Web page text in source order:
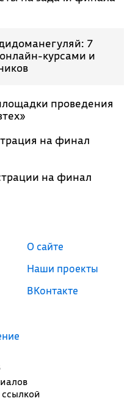
7
курсами и
проведения
на финал
на финал
О сайте
Наши проекты
ВКонтакте